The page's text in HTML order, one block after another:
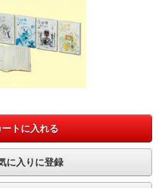
ートに入れる
に入りに登録